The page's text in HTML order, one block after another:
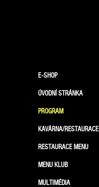
E-SHOP
ÚVODNÍ STRÁNKA
PROGRAM
KAVÁRNA/RESTAURACE
RESTAURACE MENU
MENU KLUB
MULTIMÉDIA